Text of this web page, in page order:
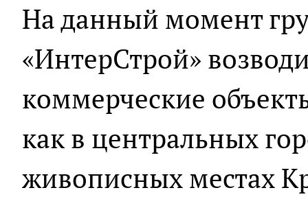
На данный момент
«ИнтерСтрой»
коммерческие
как в центральных
живописных местах